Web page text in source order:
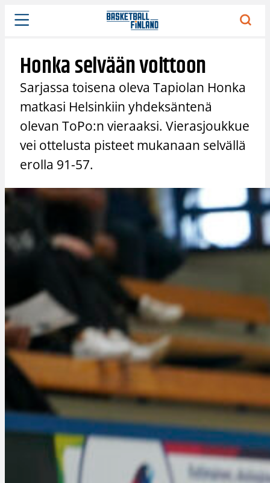
Siirry
sisältöön
Honka selvään voittoon
Sarjassa toisena oleva Tapiolan Honka
matkasi Helsinkiin yhdeksäntenä
olevan ToPo:n vieraaksi. Vierasjoukkue
vei ottelusta pisteet mukanaan selvällä
erolla 91-57.